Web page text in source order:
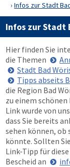
Infos zur Stadt
Infos zur Stadt
Hier finden Sie
die Themen
Stadt Bad
Tipps abseits
die Region Bad
zu einem
Link wurde von
dass Sie bereits
sehen können, ob
könnte. Sollten
Link-Tipp für
Bescheid an